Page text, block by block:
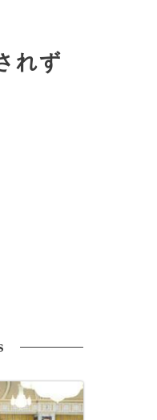
れず